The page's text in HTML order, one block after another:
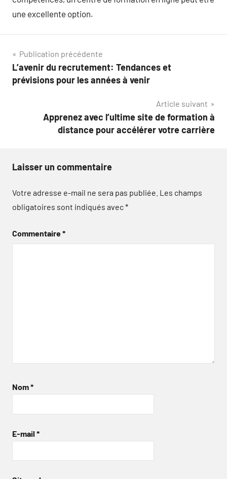
une excellente option.
Navigation
de
Publication précédente
L’avenir du recrutement: Tendances et
prévisions pour les années à venir
Article suivant
Apprenez avec l’ultime site de formation à
distance pour accélérer votre carrière
Laisser un commentaire
Votre adresse e-mail ne sera pas publiée. Les champs
obligatoires sont indiqués avec*
Commentaire*
Nom*
E-mail *